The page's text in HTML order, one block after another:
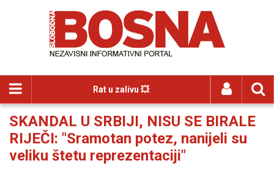
Rat u zalivu 💥
SKANDAL U SRBIJI, NISU SE BIRALE
RIJEČI: "Sramotan potez, nanijeli su
veliku štetu reprezentaciji"